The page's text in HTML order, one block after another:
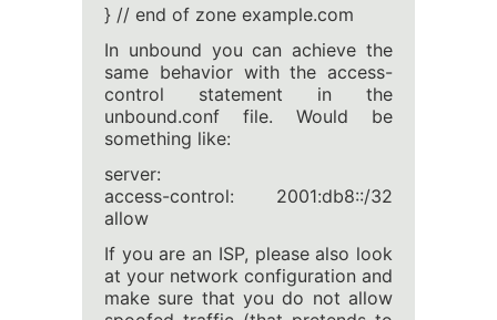
} // end of zone example.com
In unbound you can achieve the
same behavior with the access-
control statement in the
unbound.conf file. Would be
something like:
server:
access-control: 2001:db8::/32
allow
If you are an ISP, please also look
at your network configuration and
make sure that you do not allow